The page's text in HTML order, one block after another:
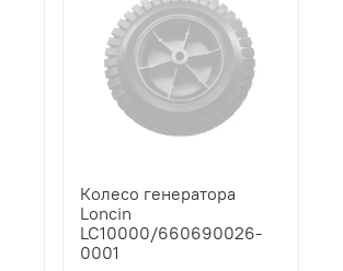
Колесо генератора
Loncin
LC10000/660690026-
0001